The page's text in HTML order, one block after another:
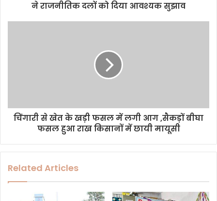
ने राजनीतिक दलों को दिया आवश्यक सुझाव
चिंगारी से खेत के खड़ी फसल में लगी आग ,सैकड़ों बीघा
फसल हुआ राख किसानों में छायी मायूसी
Related Articles